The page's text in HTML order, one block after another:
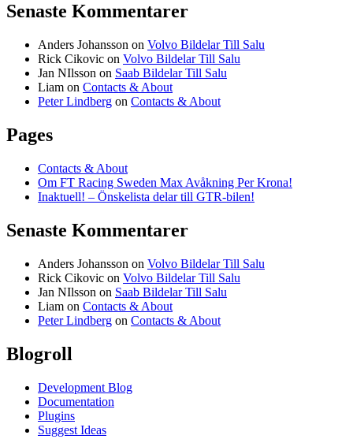
Senaste Kommentarer
Anders Johansson on Volvo Bildelar Till Salu
Rick Cikovic on Volvo Bildelar Till Salu
Jan NIlsson on Saab Bildelar Till Salu
Liam on Contacts & About
Peter Lindberg on Contacts & About
Pages
Contacts & About
Om FT Racing Sweden Max Avåkning Per Krona!
Inaktuell! – Önskelista delar till GTR-bilen!
Senaste Kommentarer
Anders Johansson on Volvo Bildelar Till Salu
Rick Cikovic on Volvo Bildelar Till Salu
Jan NIlsson on Saab Bildelar Till Salu
Liam on Contacts & About
Peter Lindberg on Contacts & About
Blogroll
Development Blog
Documentation
Plugins
Suggest Ideas